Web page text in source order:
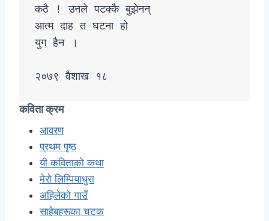
कठै ! उनले पटक्कै बुझेनन्
आत्म दाह त घटना हो
युग हैन ।
कविता क्रम
आवरण
प्रथम पृष्ठ
यी कविताको कथा
मेरो लिम्पियाधुरा
अहिलेको गाउँ
साहेबहरूका चटक